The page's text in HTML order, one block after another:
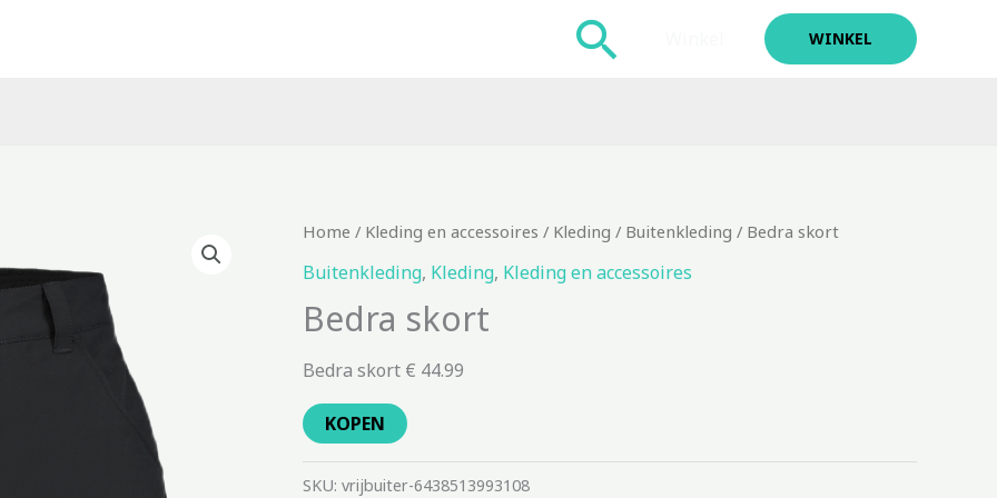
Zoeken WINKEL
Home / Kleding en accessoires / Kleding / Buitenkleding / Bedra skort
Buitenkleding, Kleding, Kleding en accessoires
Bedra skort
Bedra skort € 44.99
KOPEN
SKU: vrijbuiter-6438513993108